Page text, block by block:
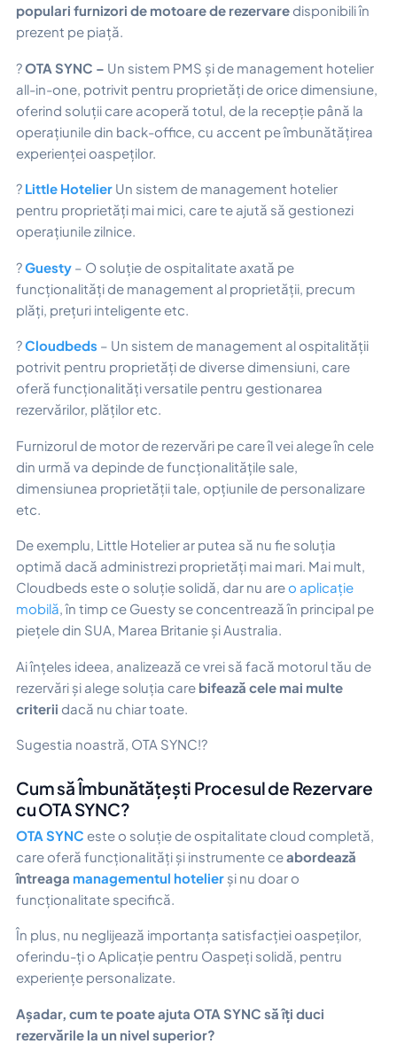
populari furnizori de motoare de rezervare disponibili în
prezent pe piață.
?OTA SYNC – Un sistem PMS și de management hotelier
all-in-one, potrivit pentru proprietăți de orice dimensiune,
oferind soluții care acoperă totul, de la recepție până la
operațiunile din back-office, cu accent pe îmbunătățirea
experienței oaspeților.
? Little Hotelier Un sistem de management hotelier
pentru proprietăți mai mici, care te ajută să gestionezi
operațiunile zilnice.
?Guesty – O soluție de ospitalitate axată pe
funcționalități de management al proprietății, precum
plăți, prețuri inteligente etc.
?Cloudbeds – Un sistem de management al ospitalității
potrivit pentru proprietăți de diverse dimensiuni, care
oferă funcționalități versatile pentru gestionarea
rezervărilor, plăților etc.
Furnizorul de motor de rezervări pe care îl vei alege în cele
din urmă va depinde de funcționalitățile sale,
dimensiunea proprietății tale, opțiunile de personalizare
etc.
De exemplu, Little Hotelier ar putea să nu fie soluția
optimă dacă administrezi proprietăți mai mari. Mai mult,
Cloudbeds este o soluție solidă, dar nu areo aplicație
mobilă, în timp ce Guesty se concentrează în principal pe
piețele din SUA, Marea Britanie și Australia.
Ai înțeles ideea, analizează ce vrei să facă motorul tău de
rezervări și alege soluția care bifează cele mai multe
criterii dacă nu chiar toate.
Sugestia noastră, OTA SYNC!?
Cum să Îmbunătățești Procesul de Rezervare
cu OTA SYNC?
OTA SYNC este o soluție de ospitalitate cloud completă,
care oferă funcționalități și instrumente ceabordează
întreaga managementul hotelier și nu doar o
funcționalitate specifică.
În plus, nu neglijează importanța satisfacției oaspeților,
oferindu-ți o Aplicație pentru Oaspeți solidă, pentru
experiențe personalizate.
Așadar, cum te poate ajuta OTA SYNC să îți duci
rezervările la un nivel superior?